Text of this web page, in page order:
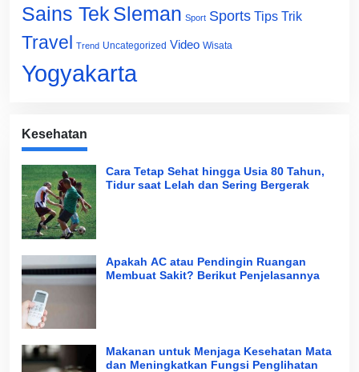
Sains Tek Sleman Sport Sports Tips Trik
Travel Trend Uncategorized Video Wisata
Yogyakarta
Kesehatan
Cara Tetap Sehat hingga Usia 80 Tahun,
Tidur saat Lelah dan Sering Bergerak
Apakah AC atau Pendingin Ruangan
Membuat Sakit? Berikut Penjelasannya
Makanan untuk Menjaga Kesehatan Mata
dan Meningkatkan Fungsi Penglihatan